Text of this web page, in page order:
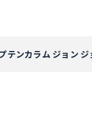
テンカラム ジョン ジ